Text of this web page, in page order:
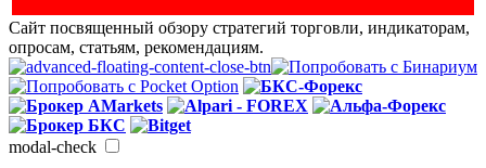
Сайт посвященный обзору стратегий торговли, индикаторам,
опросам, статьям, рекомендациям.
modal-check